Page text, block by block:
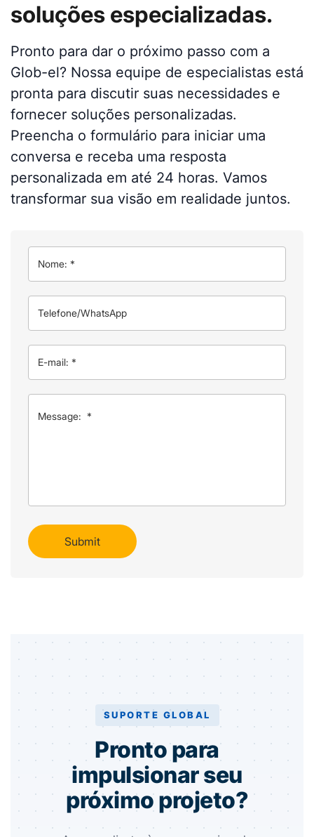
SUPORTE GLOBAL
Pronto para
impulsionar seu
próximo projeto?
soluções especializadas.
Pronto para dar o próximo passo com a
Glob-el? Nossa equipe de especialistas está
pronta para discutir suas necessidades e
fornecer soluções personalizadas.
Preencha o formulário para iniciar uma
conversa e receba uma resposta
personalizada em até 24 horas. Vamos
transformar sua visão em realidade juntos.